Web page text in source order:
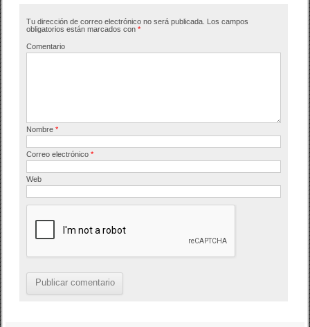
o
o
tir
Tu dirección de correo electrónico no será publicada. Los campos
obligatorios están marcados con*
Comentario
Nombre*
Correo electrónico*
Web